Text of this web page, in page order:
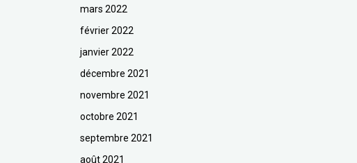
mars 2022
février 2022
janvier 2022
décembre 2021
novembre 2021
octobre 2021
septembre 2021
août 2021